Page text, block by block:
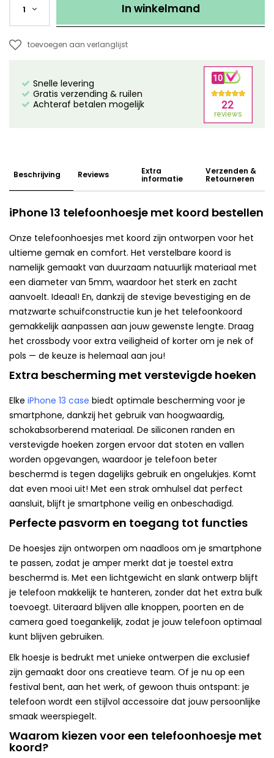
1 In winkelmand
toevoegen aan verlanglijst
Snelle levering
Gratis verzending & ruilen
Achteraf betalen mogelijk
Beschrijving Reviews Extra
informatie
Verzenden &
Retourneren
iPhone 13 telefoonhoesje met koord bestellen
Onze telefoonhoesjes met koord zijn ontworpen voor het
ultieme gemak en comfort. Het verstelbare koord is
namelijk gemaakt van duurzaam natuurlijk materiaal met
een diameter van 5mm, waardoor het sterk en zacht
aanvoelt. Ideaal! En, dankzij de stevige bevestiging en de
matzwarte schuifconstructie kun je het telefoonkoord
gemakkelijk aanpassen aan jouw gewenste lengte. Draag
het crossbody voor extra veiligheid of korter om je nek of
pols — de keuze is helemaal aan jou!
Extra bescherming met verstevigde hoeken
Elke iPhone 13 case biedt optimale bescherming voor je
smartphone, dankzij het gebruik van hoogwaardig,
schokabsorberend materiaal. De siliconen randen en
verstevigde hoeken zorgen ervoor dat stoten en vallen
worden opgevangen, waardoor je telefoon beter
beschermd is tegen dagelijks gebruik en ongelukjes. Komt
dat even mooi uit! Met een strak omhulsel dat perfect
aansluit, blijft je smartphone veilig en onbeschadigd.
Perfecte pasvorm en toegang tot functies
De hoesjes zijn ontworpen om naadloos om je smartphone
te passen, zodat je amper merkt dat je toestel extra
beschermd is. Met een lichtgewicht en slank ontwerp blijft
je telefoon makkelijk te hanteren, zonder dat het extra bulk
toevoegt. Uiteraard blijven alle knoppen, poorten en de
camera goed toegankelijk, zodat je jouw telefoon optimaal
kunt blijven gebruiken.
Elk hoesje is bedrukt met unieke ontwerpen die exclusief
zijn gemaakt door ons creatieve team. Of je nu op een
festival bent, aan het werk, of gewoon thuis ontspant: je
telefoon wordt een stijlvol accessoire dat jouw persoonlijke
smaak weerspiegelt.
Waarom kiezen voor een telefoonhoesje met
koord?